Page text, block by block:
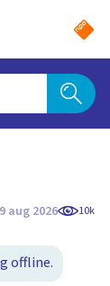
aug 2026 10k
offline.